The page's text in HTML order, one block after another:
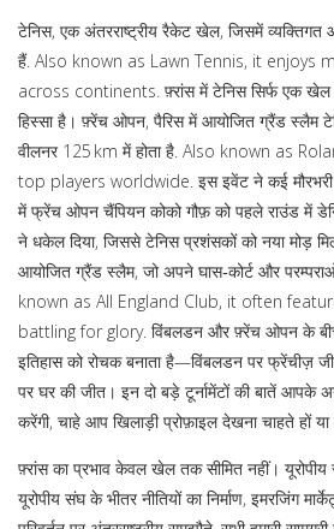
टेनिस, एक अंतरराष्ट्रीय रैकेट खेल, जिसमें व्यक्तिगत और
हैं. Also known as Lawn Tennis, it enjoys
across continents. फ़्रांस में टेनिस सिर्फ एक खेल
हिस्सा है। फ़्रेंच ओपन, पैरिस में आयोजित ग्रैंड स्लैम
वीलनर 125 km में होता है. Also known as
top players worldwide. इस इवेंट ने कई
में फ्रेंच ओपन चैंपियन कोको गौफ़ को पहले राउंड में
ने धकेल दिया, जिससे टेनिस प्रशंसकों को नया मोड़
आयोजित ग्रैंड स्लैम, जो अपने घास‑कोर्ट और
known as All England Club, it often
battling for glory. विंबलडन और फ़्रेंच ओपन के बीच
इतिहास को रोचक बनाता है—विंबलडन पर फ्रेंचीज़
पर घर की जीत। इन दो बड़े टूर्नामेंटों की बातें
करेंगी, चाहे आप खिलाड़ी प्रोफ़ाइल देखना चाहते हों
फ़्रांस का प्रभाव केवल खेल तक सीमित नहीं। यूरोपीय
यूरोपीय संघ के भीतर नीतियों का निर्माण, इमरजिंग